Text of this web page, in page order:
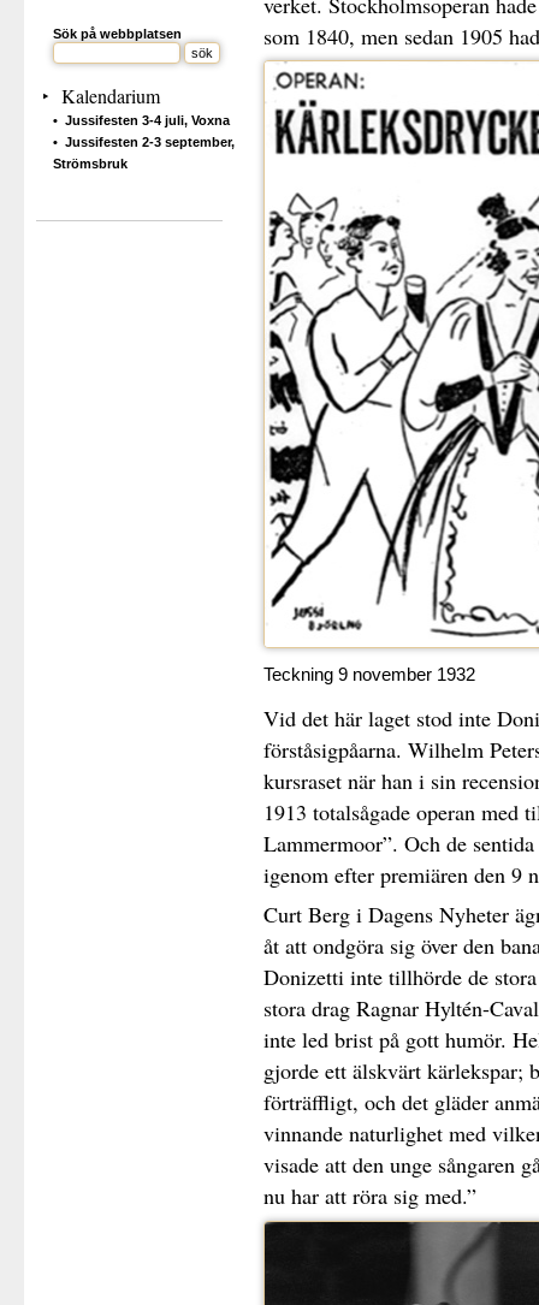
Sök på webbplatsen
Kalendarium
Jussifesten 3-4 juli, Voxna
Jussifesten 2-3 september,
Strömsbruk
som 1840, men sedan 1905
Teckning 9 november 1932
Vid det här laget stod inte
förståsigpåarna. Wilhelm
kursraset när han i sin
1913 totalsågade operan
Lammermoor”. Och de
igenom efter premiären den 9
Curt Berg i Dagens Nyheter
åt att ondgöra sig över den
Donizetti inte tillhörde de
stora drag Ragnar Hyltén-
inte led brist på gott humör.
gjorde ett älskvärt kärlekspar;
förträffligt, och det gläder
vinnande naturlighet med
visade att den unge sångaren
nu har att röra sig med.”